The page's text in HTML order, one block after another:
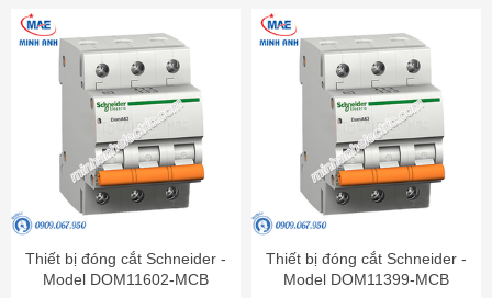
Thiết bị đóng cắt Schneider -
Model DOM11602-MCB
Thiết bị đóng cắt Schneider -
Model DOM11399-MCB